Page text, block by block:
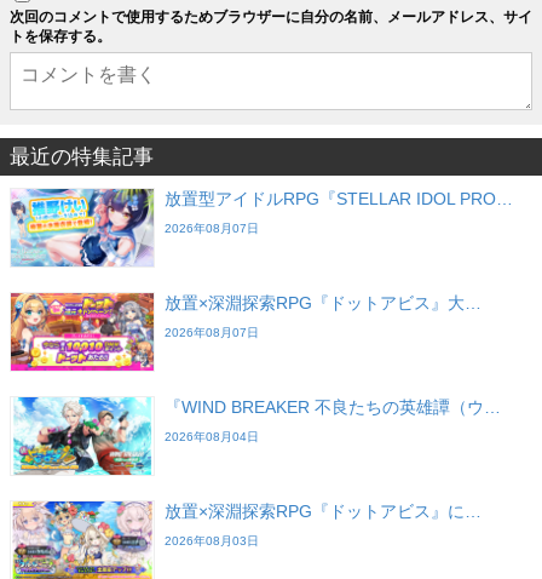
次回のコメントで使用するためブラウザーに自分の名前、メールアドレス、サイ
トを保存する。
最近の特集記事
放置型アイドルRPG『STELLAR IDOL PRO…
2026年08月07日
放置×深淵探索RPG『ドットアビス』大…
2026年08月07日
『WIND BREAKER 不良たちの英雄譚（ウ…
2026年08月04日
放置×深淵探索RPG『ドットアビス』に…
2026年08月03日